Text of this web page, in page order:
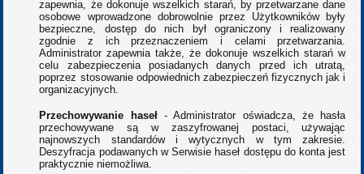
zapewnia, że dokonuje wszelkich starań, by przetwarzane dane
osobowe wprowadzone dobrowolnie przez Użytkowników były
bezpieczne, dostęp do nich był ograniczony i realizowany
zgodnie z ich przeznaczeniem i celami przetwarzania.
Administrator zapewnia także, że dokonuje wszelkich starań w
celu zabezpieczenia posiadanych danych przed ich utratą,
poprzez stosowanie odpowiednich zabezpieczeń fizycznych jak i
organizacyjnych.
Przechowywanie haseł- Administrator oświadcza, że hasła
przechowywane są w zaszyfrowanej postaci, używając
najnowszych standardów i wytycznych w tym zakresie.
Deszyfracja podawanych w Serwisie haseł dostępu do konta jest
praktycznie niemożliwa.